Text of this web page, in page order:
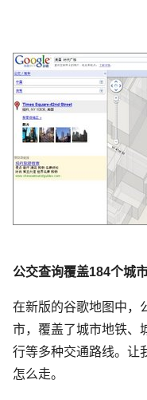
公交查询覆盖184个城
在新版的谷歌地图中，
市，覆盖了城市地铁、
行等多种交通路线。让
怎么走。